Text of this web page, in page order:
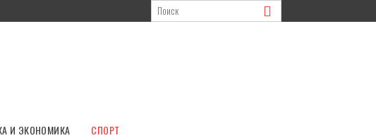
И ЭКОНОМИКА СПОРТ